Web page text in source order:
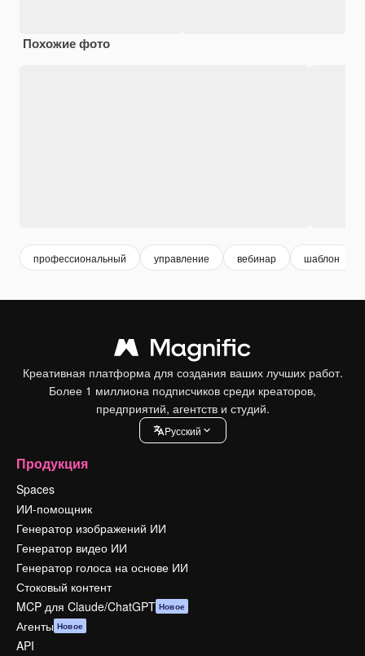
Похожие фото
профессиональный управление вебинар шаблон
Креативная платформа для создания ваших лучших работ.
Более 1 миллиона подписчиков среди креаторов,
предприятий, агентств и студий.
Pусский
Продукция
Spaces
ИИ-помощник
Генератор изображений ИИ
Генератор видео ИИ
Генератор голоса на основе ИИ
Стоковый контент
MCP для Claude/ChatGPT Новое
Агенты Новое
API